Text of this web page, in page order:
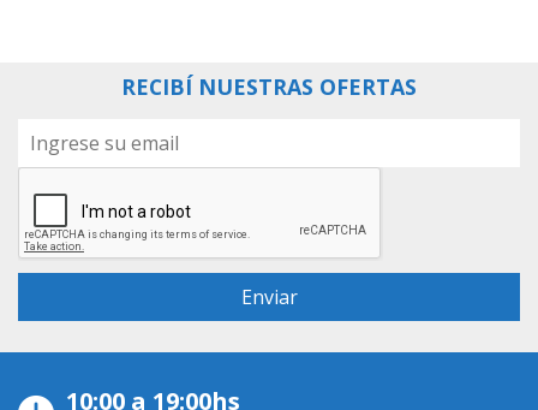
RECIBÍ NUESTRAS OFERTAS
10:00 a 19:00hs